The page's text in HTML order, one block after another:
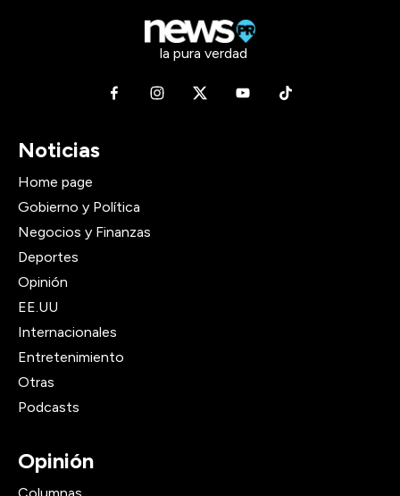
la pura verdad
Noticias
Home page
Gobierno y Política
Negocios y Finanzas
Deportes
Opinión
EE.UU
Internacionales
Entretenimiento
Otras
Podcasts
Opinión
Columnas